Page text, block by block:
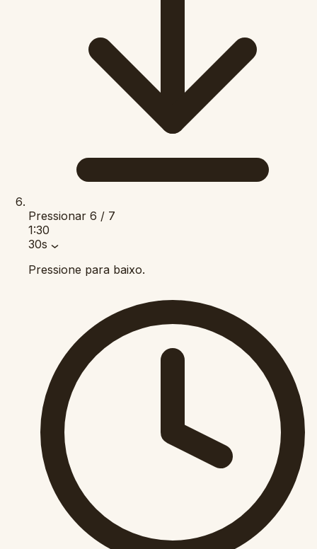
Pressionar 6 / 7
1:30
30s
Pressione para baixo.